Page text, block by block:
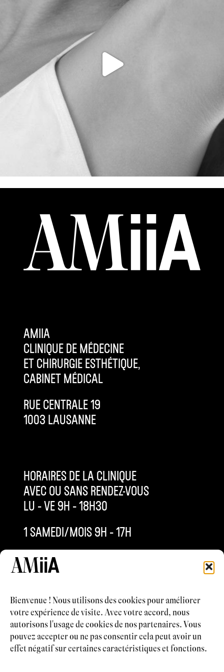
Bienvenue ! Nous utilisons des cookies pour améliorer
votre expérience de visite. Avec votre accord, nous
autorisons l'usage de cookies de nos partenaires. Vous
pouvez accepter ou ne pas consentir cela peut avoir un
effet négatif sur certaines caractéristiques et fonctions.
AMIIA
CLINIQUE DE MÉDECINE
ET CHIRURGIE ESTHÉTIQUE,
CABINET MÉDICAL
RUE CENTRALE 19
1003 LAUSANNE
HORAIRES DE LA CLINIQUE
AVEC OU SANS RENDEZ-VOUS
LU – VE 9H – 18H30
1 SAMEDI/MOIS 9H – 17H
INFO@AMIIACLINIQUE.CH
CHIRURGIE ESTHÉTIQUE
MÉDECINE ESTHÉTIQUE